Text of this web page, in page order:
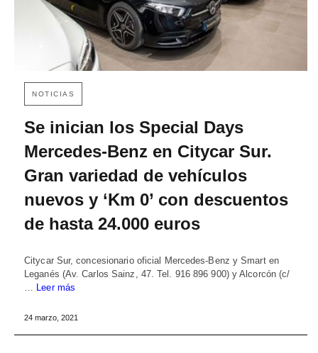
NOTICIAS
Se inician los Special Days
Mercedes-Benz en Citycar Sur.
Gran variedad de vehículos
nuevos y ‘Km 0’ con descuentos
de hasta 24.000 euros
Citycar Sur, concesionario oficial Mercedes-Benz y Smart en
Leganés (Av. Carlos Sainz, 47. Tel. 916 896 900) y Alcorcón (c/
… Leer más
24 marzo, 2021